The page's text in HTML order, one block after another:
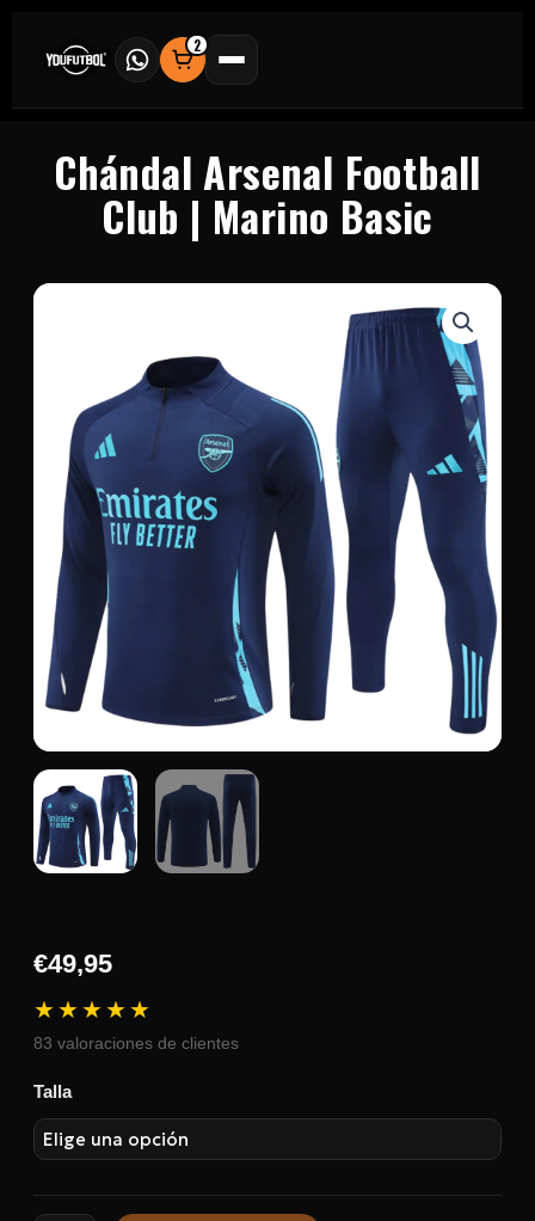
contenido
2
Chándal Arsenal Football
Club | Marino Basic
€49,95
★★★★★
83 valoraciones de clientes
Talla
Chándal
Arsenal
Football
|